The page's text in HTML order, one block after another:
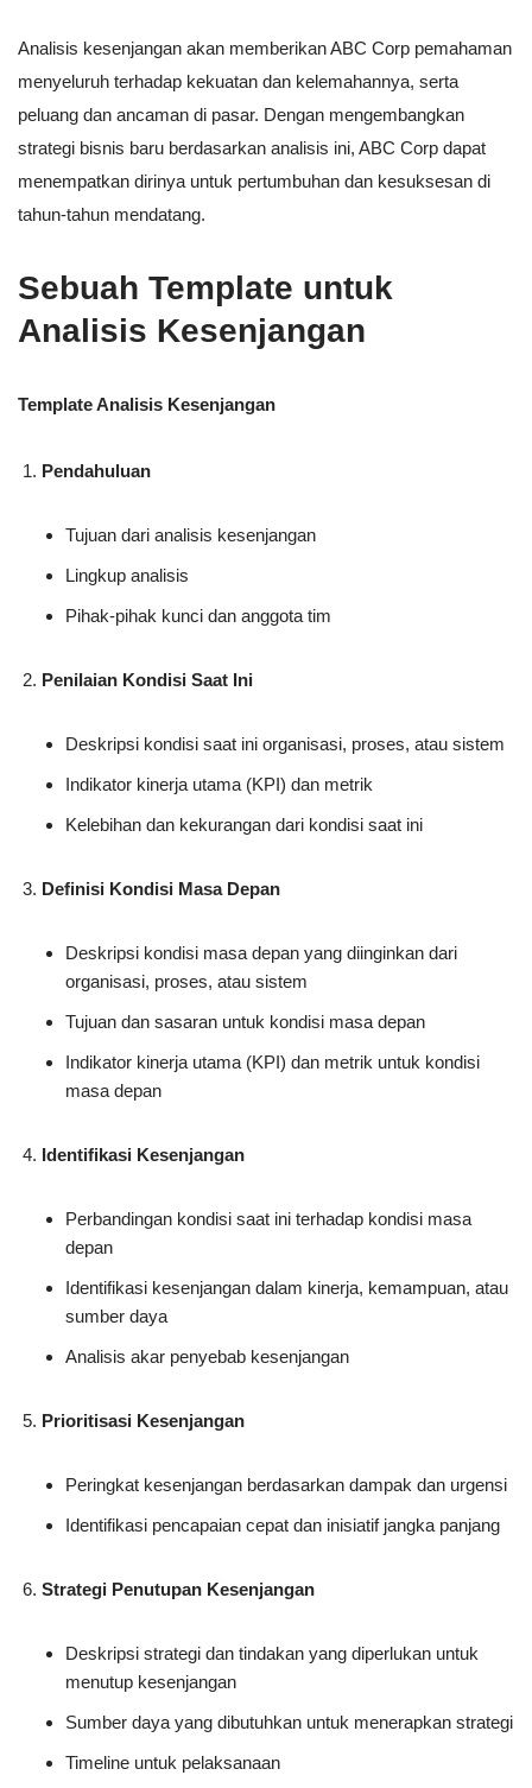
Analisis kesenjangan akan memberikan ABC Corp pemahaman
menyeluruh terhadap kekuatan dan kelemahannya, serta
peluang dan ancaman di pasar. Dengan mengembangkan
strategi bisnis baru berdasarkan analisis ini, ABC Corp dapat
menempatkan dirinya untuk pertumbuhan dan kesuksesan di
tahun-tahun mendatang.
Sebuah Template untuk
Analisis Kesenjangan
Template Analisis Kesenjangan
Pendahuluan
Tujuan dari analisis kesenjangan
Lingkup analisis
Pihak-pihak kunci dan anggota tim
Penilaian Kondisi Saat Ini
Deskripsi kondisi saat ini organisasi, proses, atau sistem
Indikator kinerja utama (KPI) dan metrik
Kelebihan dan kekurangan dari kondisi saat ini
Definisi Kondisi Masa Depan
Deskripsi kondisi masa depan yang diinginkan dari
organisasi, proses, atau sistem
Tujuan dan sasaran untuk kondisi masa depan
Indikator kinerja utama (KPI) dan metrik untuk kondisi
masa depan
Identifikasi Kesenjangan
Perbandingan kondisi saat ini terhadap kondisi masa
depan
Identifikasi kesenjangan dalam kinerja, kemampuan, atau
sumber daya
Analisis akar penyebab kesenjangan
Prioritisasi Kesenjangan
Peringkat kesenjangan berdasarkan dampak dan urgensi
Identifikasi pencapaian cepat dan inisiatif jangka panjang
Strategi Penutupan Kesenjangan
Deskripsi strategi dan tindakan yang diperlukan untuk
menutup kesenjangan
Sumber daya yang dibutuhkan untuk menerapkan strategi
Timeline untuk pelaksanaan